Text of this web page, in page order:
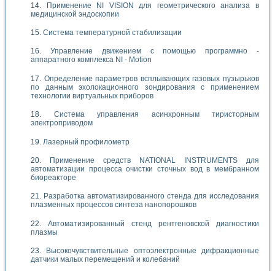
Применение NI VISION для геометрического анализа в
медицинской эндоскопии
Система температурной стабилизации
Управление движением с помощью программно -
аппаратного комплекса NI - Motion
Определение параметров всплывающих газовых пузырьков
по данным эхолокационного зондирования с применением
технологии виртуальных приборов
Система управления асинхронным тиристорным
электроприводом
Лазерный профилометр
Применение средств NATIONAL INSTRUMENTS для
автоматизации процесса очистки сточных вод в мембранном
биореакторе
Разработка автоматизированного стенда для исследования
плазменных процессов синтеза нанопорошков
Автоматизированный стенд рентгеновской диагностики
плазмы
Высокочувствительные оптоэлектронные дифракционные
датчики малых перемещений и колебаний